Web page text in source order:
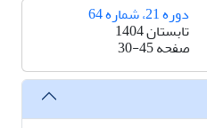
دوره 21، شماره 64
تابستان 1404
صفحه30-45